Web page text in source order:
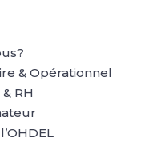
& Opérationnel
RH